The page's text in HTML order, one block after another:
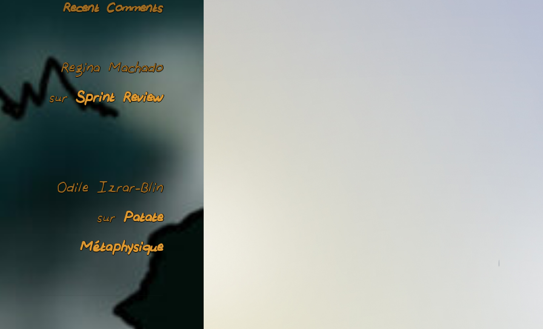
Recent Comments
Regina Machado
surSprint Review
Odile Izrar-Blin
sur Patate
Métaphysique